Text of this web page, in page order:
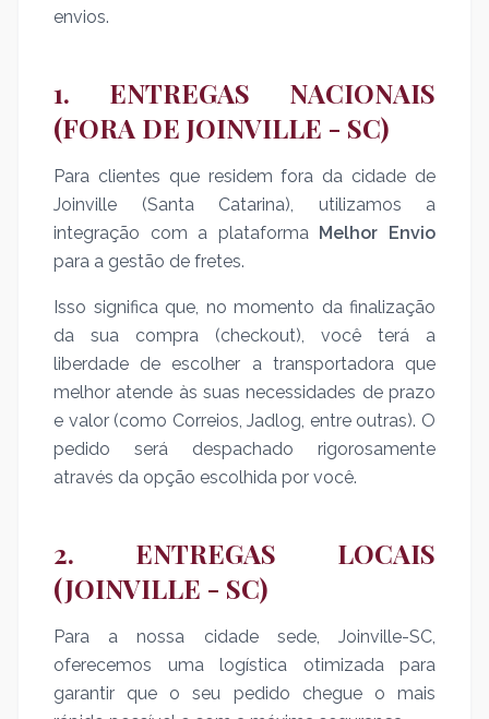
envios.
1. ENTREGAS NACIONAIS
(FORA DE JOINVILLE - SC)
Para clientes que residem fora da cidade de
Joinville (Santa Catarina), utilizamos a
integração com a plataforma Melhor Envio
para a gestão de fretes.
Isso significa que, no momento da finalização
da sua compra (checkout), você terá a
liberdade de escolher a transportadora que
melhor atende às suas necessidades de prazo
e valor (como Correios, Jadlog, entre outras). O
pedido será despachado rigorosamente
através da opção escolhida por você.
2. ENTREGAS LOCAIS
(JOINVILLE - SC)
Para a nossa cidade sede, Joinville-SC,
oferecemos uma logística otimizada para
garantir que o seu pedido chegue o mais